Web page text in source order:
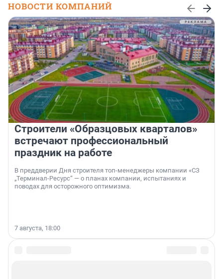
НОВОСТИ КОМПАНИЙ
Строители «Образцовых кварталов»
встречают профессиональный
праздник на работе
В преддверии Дня строителя топ-менеджеры компании «СЗ
„Терминал-Ресурс“ — о планах компании, испытаниях и
поводах для осторожного оптимизма.
7 августа, 18:00